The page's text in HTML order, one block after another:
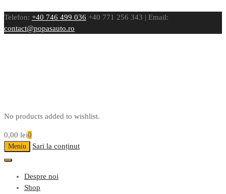
Telefon: +40 746 499 036 +40 771 256 343 | Email:
contact@popasauto.ro
No products added to wishlist.
0,00 lei0
Meniu Sari la conținut
Despre noi
Shop